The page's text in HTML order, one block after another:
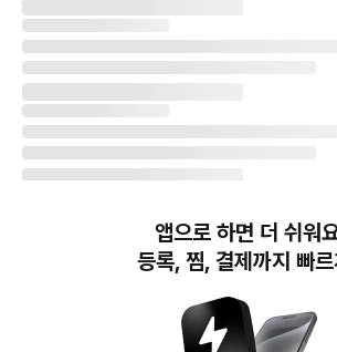
앱으로 하면 더 쉬워
등록, 찜, 결제까지 빠